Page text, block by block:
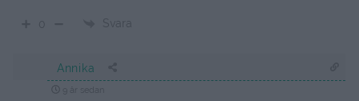
Svara
Annika